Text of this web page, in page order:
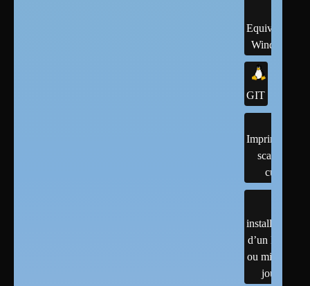
Equivalents
Windows
GIT
Imprimantes,
scanner,
cups
installation
d’un linux
ou mises à
jour